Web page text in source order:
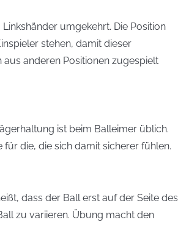
umgekehrt. Die Position
stehen, damit dieser
anderen Positionen zugespielt
ist beim Balleimer üblich.
die, die sich damit sicherer fühlen.
dass der Ball erst auf der Seite des
zu variieren. Übung macht den